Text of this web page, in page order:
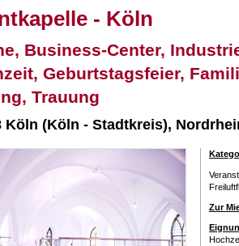
- Köln
Business-Center,
Geburtstagsfeier,
Trauung
Köln (Köln - Stadtkreis),
Zur